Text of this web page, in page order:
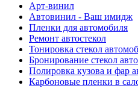
Арт-винил
Автовинил - Ваш имидж
Пленки для автомобиля
Ремонт автостекол
Тонировка стекол
Бронирование стекол
Полировка кузова и фар
Карбоновые пленки в